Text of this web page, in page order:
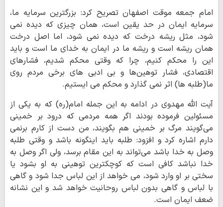
امام جمعه موقت اصفهان تصریح کرد: بزرگترین سرمایه ما،
سرمایه ایمان در حد یقین است، همان چیزی که دیده نمی
شود، مثل ریشه درخت که دیده نمی شود، اما اصل درخت
همان ریشه است و ریشه ما در ایمان به خدای ما است و باید
این را محکم کنیم، چرا که وقتی محکم شدیم، فشارهای
اقتصادی، فشار توهین‌ها و بی ادبی های برخی مردم روی
ما(طلبه ها) اثر نمی گذارد و محکم می ایستیم.
آیت الله مهدوی در ادامه به این جمله امام(ره) که به یکی از
مسئولین فرموده بودند اگر همه مردمی که درود بر خمینی
می‌گویند مرگ بر خمینی هم بگویند، من دست از کارم برنمی
دارم اشاره کرد و افزود: طلبه باید اینگونه باشد و وقتی طلبه
وصل به خدا باشد می‌تواند به این مقام برسد، ولی اگر وصل به
خدا نباشد کافی است که کوچکترین توهینی به او بشود یا
سختی بر او وارد شود، می خواهد از این لباس جدا شود و گاهی
با لباس و گاهی بدون لباس روحانیت خواهد شد و این نشانه
ضعف ایمان است.